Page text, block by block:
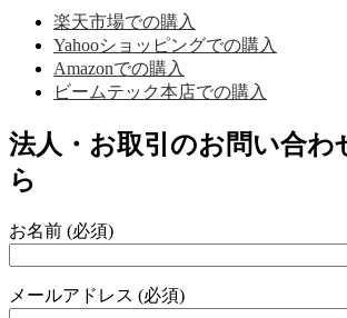
楽天市場での購入
Yahooショッピングでの購入
Amazonでの購入
ビームテック本店での購入
法人・お取引のお問い合わ
ら
お名前 (必須)
メールアドレス (必須)